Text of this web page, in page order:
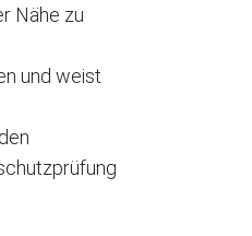
Nähe zu
und weist